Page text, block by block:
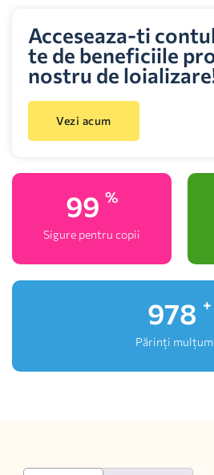
Acceseaza-ti
te de beneficiile
nostru de
Vezi acum
100 %
Sigure pentru copii
1,000
Părinți